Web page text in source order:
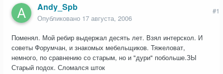
Andy_Spb
Опубликовано 17 августа, 2006
#1
Поменял. Мой ребир выдержал десять лет. Взял интерскол. И
советы Форумчан, и знакомых мебельщиков. Тяжеловат,
немного, по сравнению со старым, но и "дури" побольше.ЗЫ
Старый подох. Сломался шток